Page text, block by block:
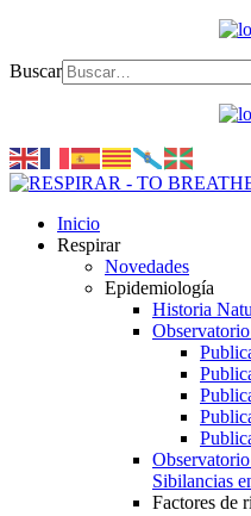
Buscar
Inicio
Respirar
Novedades
Epidemiología
Historia
Sibilancias
Factores de